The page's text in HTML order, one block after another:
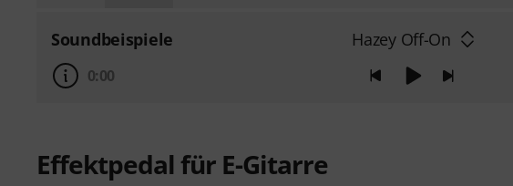
Soundbeispiele Hazey Off-On
0:00
Effektpedal für E-Gitarre